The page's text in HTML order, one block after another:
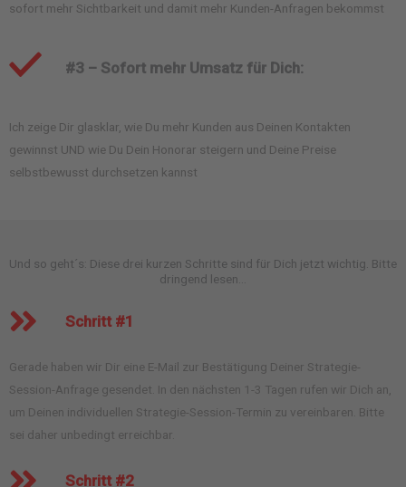
sofort mehr Sichtbarkeit und damit mehr Kunden-Anfragen bekommst
#3 – Sofort mehr Umsatz für Dich:
Ich zeige Dir glasklar, wie Du mehr Kunden aus Deinen Kontakten
gewinnst UND wie Du Dein Honorar steigern und Deine Preise
selbstbewusst durchsetzen kannst
Und so geht´s: Diese drei kurzen Schritte sind für Dich jetzt wichtig. Bitte
dringend lesen…
Schritt #1
Gerade haben wir Dir eine E-Mail zur Bestätigung Deiner Strategie-
Session-Anfrage gesendet. In den nächsten 1-3 Tagen rufen wir Dich an,
um Deinen individuellen Strategie-Session-Termin zu vereinbaren. Bitte
sei daher unbedingt erreichbar.
Schritt #2